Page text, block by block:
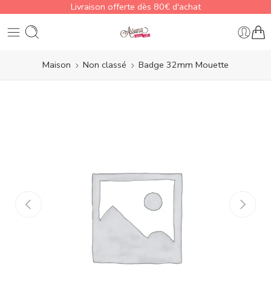
Livraison offerte dès 80€ d'achat
Maison Non classé Badge 32mm Mouette